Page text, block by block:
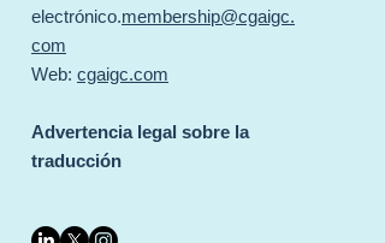
electrónico.membership@cgaigc.
com
Web: cgaigc.com
Advertencia legal sobre la
traducción